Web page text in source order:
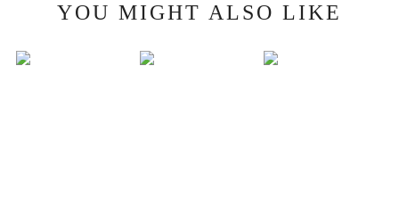
YOU MIGHT ALSO LIKE